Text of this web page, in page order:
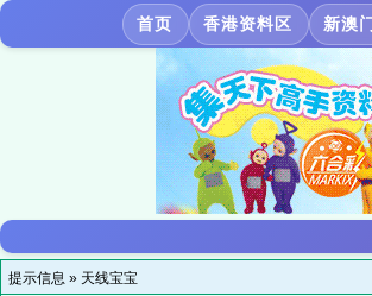
首页 香港资料区 新澳
提示信息 » 天线宝宝